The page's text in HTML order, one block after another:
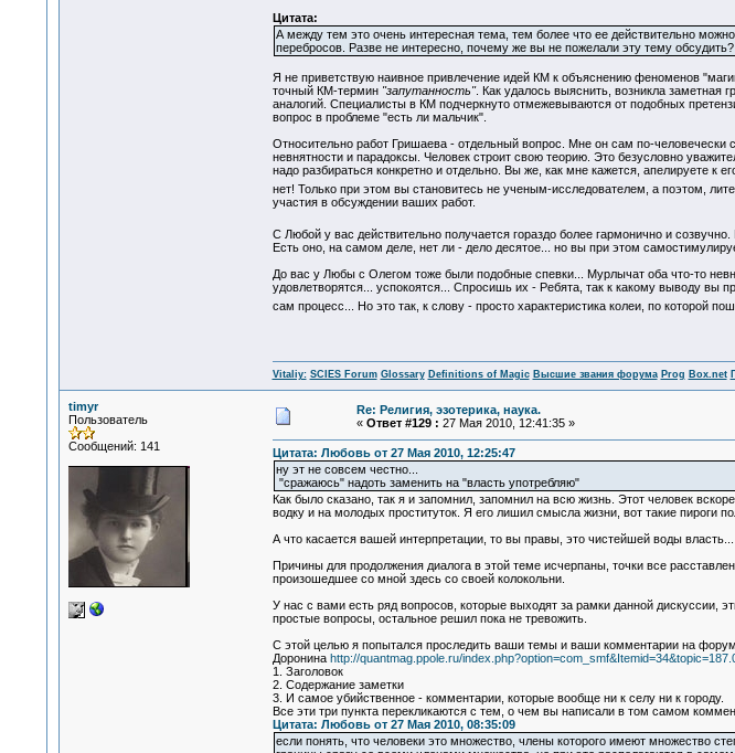
Цитата:
А между тем это очень интересная тема, тем более что ее действительно
перебросов. Разве не интересно, почему же вы не пожелали эту тему
Я не приветствую наивное привлечение идей КМ к объяснению феноменов
точный КМ-термин "запутанность". Как удалось выяснить, возникла заметная
аналогий. Специалисты в КМ подчеркнуто отмежевываются от подобных
вопрос в проблеме "есть ли мальчик".
Относительно работ Гришаева - отдельный вопрос. Мне он сам по-человечески
невнятности и парадоксы. Человек строит свою теорию. Это безусловно
надо разбираться конкретно и отдельно. Вы же, как мне кажется, апелируете
нет! Только при этом вы становитесь не ученым-исследователем, а поэтом,
участия в обсуждении ваших работ.
С Любой у вас действительно получается гораздо более гармонично и
Есть оно, на самом деле, нет ли - дело десятое... но вы при этом
До вас у Любы с Олегом тоже были подобные спевки... Мурлычат оба что-то
удовлетворятся... успокоятся... Спросишь их - Ребята, так к какому выводу вы
сам процесс... Но это так, к слову - просто характеристика колеи, по которой
Vitaliy: SCIES Forum Glossary Definitions of Magic Высшие звания форума Prog Box.net
timyr
Пользователь
Сообщений: 141
Re: Религия, эзотерика, наука.
« Ответ #129 : 27 Мая 2010, 12:41:35 »
Цитата: Любовь от 27 Мая 2010, 12:25:47
ну эт не совсем честно...
"сражаюсь" надоть заменить на "власть употребляю"
Как было сказано, так я и запомнил, запомнил на всю жизнь. Этот человек
водку и на молодых проституток. Я его лишил смысла жизни, вот такие пироги
А что касается вашей интерпретации, то вы правы, это чистейшей воды власть...
Причины для продолжения диалога в этой теме исчерпаны, точки все
произошедшее со мной здесь со своей колокольни.
У нас с вами есть ряд вопросов, которые выходят за рамки данной дискуссии,
простые вопросы, остальное решил пока не тревожить.
С этой целью я попытался проследить ваши темы и ваши комментарии на
Доронина http://quantmag.ppole.ru/
1. Заголовок
2. Содержание заметки
3. И самое убийственное - комментарии, которые вообще ни к селу ни к городу.
Все эти три пункта перекликаются с тем, о чем вы написали в том самом
Цитата: Любовь от 27 Мая 2010, 08:35:09
если понять, что человеки это множество, члены которого имеют множество